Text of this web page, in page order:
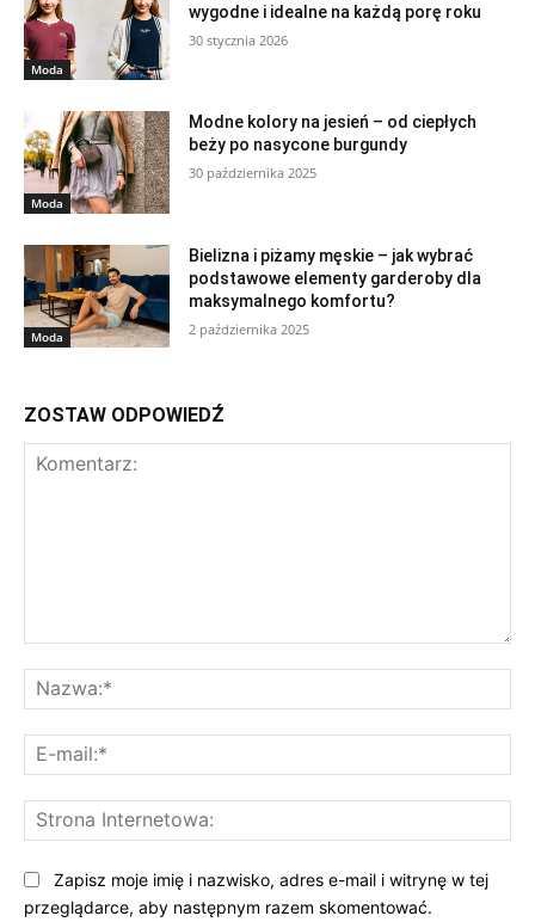
Moda
wygodne i idealne na każdą porę roku
30 stycznia 2026
Moda
Modne kolory na jesień – od ciepłych
beży po nasycone burgundy
30 października 2025
Moda
Bielizna i piżamy męskie – jak wybrać
podstawowe elementy garderoby dla
maksymalnego komfortu?
2 października 2025
ZOSTAW ODPOWIEDŹ
Zapisz moje imię i nazwisko, adres e-mail i witrynę w tej
przeglądarce, aby następnym razem skomentować.